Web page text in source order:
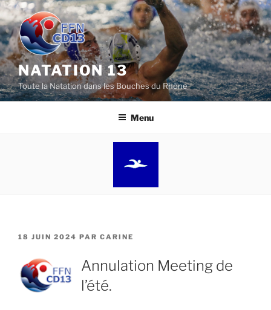
Aller
au
contenu
principal
NATATION 13
Toute la Natation dans les Bouches du Rhône
Menu
PUBLIÉ
18 JUIN 2024 PAR CARINE
Annulation Meeting de
l’été.